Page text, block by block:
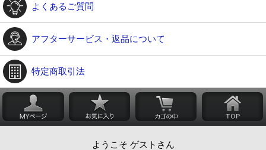
よくあるご質問
アフターサービス・返品について
特定商取引法
ようこそ ゲストさん